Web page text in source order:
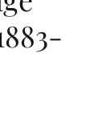
VIDEOGALLERI
UTMÄRKELSER
ÖVRIGA FORMAT